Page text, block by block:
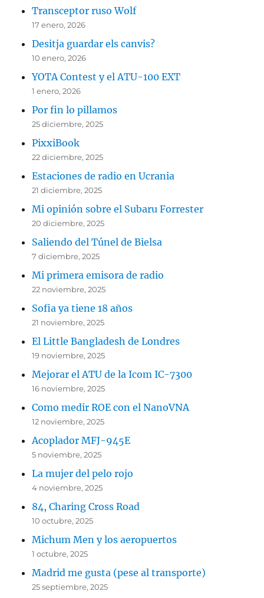
Transceptor ruso Wolf
17 enero, 2026
Desitja guardar els canvis?
10 enero, 2026
YOTA Contest y el ATU-100 EXT
1 enero, 2026
Por fin lo pillamos
25 diciembre, 2025
PixxiBook
22 diciembre, 2025
Estaciones de radio en Ucrania
21 diciembre, 2025
Mi opinión sobre el Subaru Forrester
20 diciembre, 2025
Saliendo del Túnel de Bielsa
7 diciembre, 2025
Mi primera emisora de radio
22 noviembre, 2025
Sofia ya tiene 18 años
21 noviembre, 2025
El Little Bangladesh de Londres
19 noviembre, 2025
Mejorar el ATU de la Icom IC-7300
16 noviembre, 2025
Como medir ROE con el NanoVNA
12 noviembre, 2025
Acoplador MFJ-945E
5 noviembre, 2025
La mujer del pelo rojo
4 noviembre, 2025
84, Charing Cross Road
10 octubre, 2025
Michum Men y los aeropuertos
1 octubre, 2025
Madrid me gusta (pese al transporte)
25 septiembre, 2025